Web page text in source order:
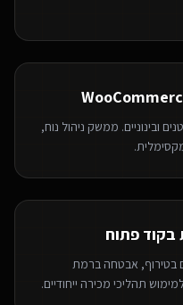
ובינוניים. ממשק ניהול נוח,
בקוד פתוח
בטירוף, אבטחה ברמת